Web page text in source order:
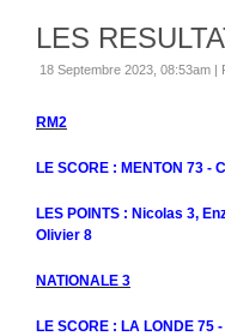
LES
18 Septembre 2023, 08:53am |
RM2
LE SCORE : MENTON 73 -
LES POINTS : Nicolas 3,
Olivier 8
NATIONALE 3
LE SCORE : LA LONDE 75